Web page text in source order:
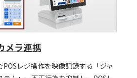
メラ連携
レジ操作を映像記録する「ジャ